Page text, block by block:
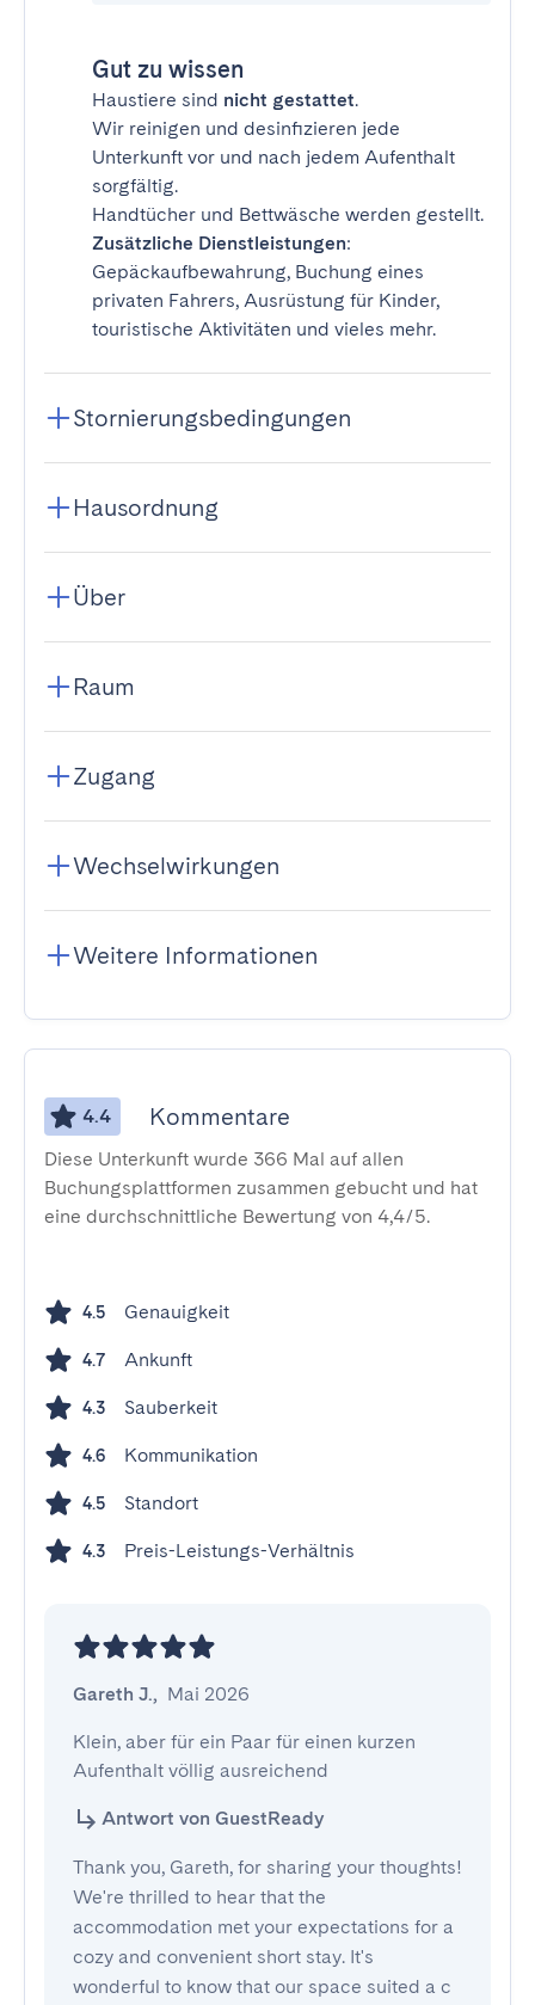
Gut zu wissen
Haustiere sind nicht gestattet.
Wir reinigen und desinfizieren jede
Unterkunft vor und nach jedem Aufenthalt
sorgfältig.
Handtücher und Bettwäsche werden gestellt.
Zusätzliche Dienstleistungen:
Gepäckaufbewahrung, Buchung eines
privaten Fahrers, Ausrüstung für Kinder,
touristische Aktivitäten und vieles mehr.
Stornierungsbedingungen
Hausordnung
Über
Raum
Zugang
Wechselwirkungen
Weitere Informationen
4.4 Kommentare
Diese Unterkunft wurde 366 Mal auf allen
Buchungsplattformen zusammen gebucht und hat
eine durchschnittliche Bewertung von 4,4/5.
4.5 Genauigkeit
4.7 Ankunft
4.3 Sauberkeit
4.6 Kommunikation
4.5 Standort
4.3 Preis-Leistungs-Verhältnis
Gareth J., Mai 2026
Klein, aber für ein Paar für einen kurzen
Aufenthalt völlig ausreichend
Antwort von GuestReady
Thank you, Gareth, for sharing your thoughts!
We're thrilled to hear that the
accommodation met your expectations for a
cozy and convenient short stay. It's
wonderful to know that our space suited a c